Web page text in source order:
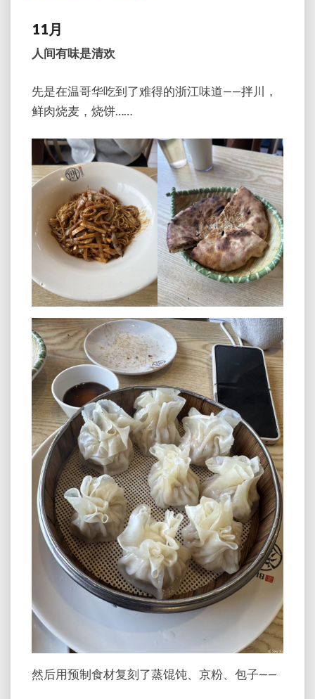
11月
人间有味是清欢
先是在温哥华吃到了难得的浙江味道——拌川，
鲜肉烧麦，烧饼……
然后用预制食材复刻了蒸馄饨、京粉、包子——